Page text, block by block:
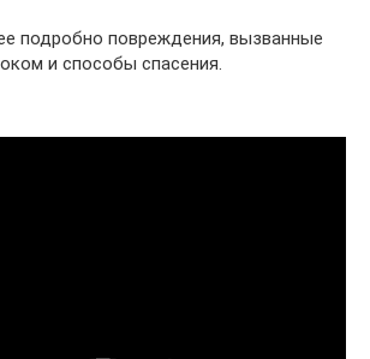
подробно повреждения, вызванные
и способы спасения.